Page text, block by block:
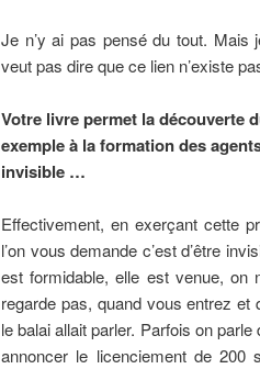
Je n’y ai pas pensé du tout. Mais
veut pas dire que ce lien n’existe
Votre livre permet la découverte
exemple à la formation des
invisible …
Effectivement, en exerçant cette
l’on vous demande c’est d’être
est formidable, elle est venue, on
regarde pas, quand vous entrez
le balai allait parler. Parfois on
annoncer le licenciement de